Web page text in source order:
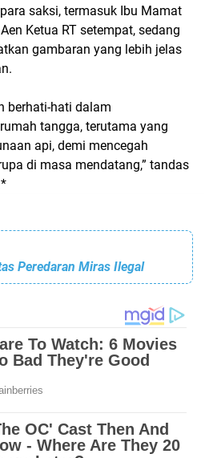
saksi, termasuk Ibu Mamat
Ketua RT setempat, sedang
gambaran yang lebih jelas
berhati-hati dalam
tangga, terutama yang
api, demi mencegah
di masa mendatang,” tandas
Peredaran Miras Ilegal